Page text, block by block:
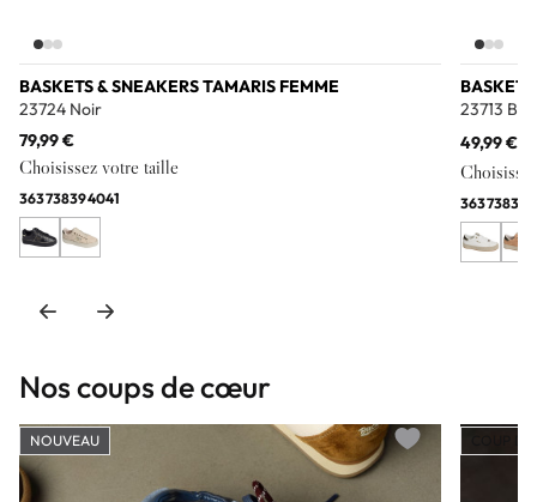
BASKETS & SNEAKERS TAMARIS FEMME
23724 Noir
79,99 €
Choisissez votre taille
363738394041
23713
49,99 €
36373839
Nos coups de cœur
NOUVEAU
Add to wishlist